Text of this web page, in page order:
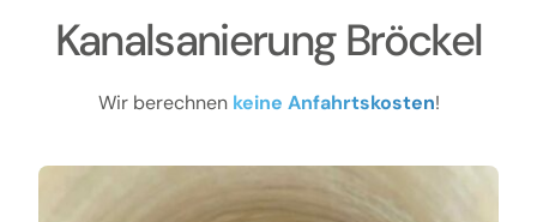
Kanalsanierung Bröckel
Wir berechnen keine Anfahrtskosten!